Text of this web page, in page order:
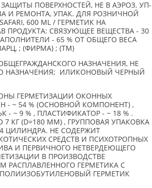
ПОВЕРХНОСТЕЙ, НЕ В АЭРОЗ. УП-
И РЕМОНТА, УПАК. ДЛЯ РОЗНИЧНОЙ
600 ML / ГЕРМЕТИК НА
СВЯЗУЮЩЕЕ ВЕЩЕСТВА - 30
- 65 % ОТ ОБЩЕГО ВЕСА
; (ФИРМА) ; (TM)
НАЗНАЧЕНИЯ, НЕ
НАЗНАЧЕНИЯ; ИЛИКОНОВЫЙ ЧЕРНЫЙ
ГЕРМЕТИЗАЦИИ ОКОННЫХ
- ~ 54 % (ОСНОВНОЙ КОМПОНЕНТ) ,
- ~ 9 % , ПЛАСТИФИКАТОР - ~ 18 % .
КГ (D=180 ММ) , ГРУППОВАЯ УПАКОВКА
ЦИЛИНДРА. НЕ СОДЕРЖИТ
СРЕДСТВ И ПСИХОТРОПНЫХ
И ПЕРВИЧНОГО НЕТВЕРДЕЮЩЕГО
В ПРОИЗВОДСТВЕ
РАСПЛАВЛЕННОГО ГЕРМЕТИКА С
ГЕРМЕТИК